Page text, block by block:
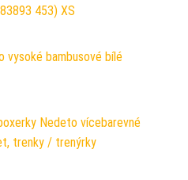
453) XS
vysoké bambusové bílé
Nedeto vícebarevné
trenky / trenýrky